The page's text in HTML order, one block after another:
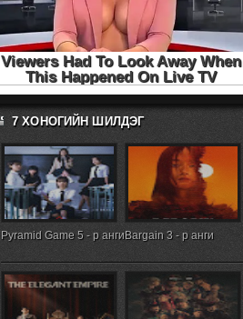
7 ХОНОГИЙН ШИЛДЭГ
Pyramid Game 5 - р ангиBargain 3 - р анги